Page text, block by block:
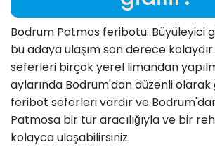
Bodrum Patmos feribotu: Büyüleyici
bu adaya ulaşım son derece
seferleri birçok yerel limandan
aylarında Bodrum'dan düzenli olarak
feribot seferleri vardır ve
Patmosa bir tur aracılığıyla ve bir
kolayca ulaşabilirsiniz.